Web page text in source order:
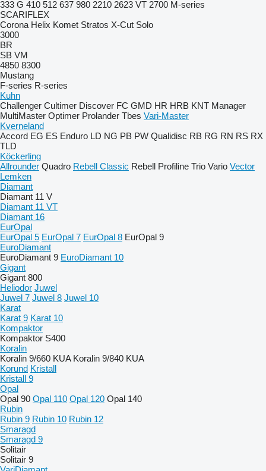
333 G 410 512 637 980 2210 2623 VT 2700 M-series
SCARIFLEX
Corona Helix Komet Stratos X-Cut Solo
3000
BR
SB VM
4850 8300
Mustang
F-series R-series
Kuhn
Challenger Cultimer Discover FC GMD HR HRB KNT Manager
MultiMaster Optimer Prolander Tbes Vari-Master
Kverneland
Accord EG ES Enduro LD NG PB PW Qualidisc RB RG RN RS RX
TLD
Köckerling
Allrounder Quadro Rebell Classic Rebell Profiline Trio Vario Vector
Lemken
Diamant
Diamant 11 V
Diamant 11 VT
Diamant 16
EurOpal
EurOpal 5 EurOpal 7 EurOpal 8 EurOpal 9
EuroDiamant
EuroDiamant 9 EuroDiamant 10
Gigant
Gigant 800
Heliodor Juwel
Juwel 7 Juwel 8 Juwel 10
Karat
Karat 9 Karat 10
Kompaktor
Kompaktor S400
Koralin
Koralin 9/660 KUA Koralin 9/840 KUA
Korund Kristall
Kristall 9
Opal
Opal 90 Opal 110 Opal 120 Opal 140
Rubin
Rubin 9 Rubin 10 Rubin 12
Smaragd
Smaragd 9
Solitair
Solitair 9